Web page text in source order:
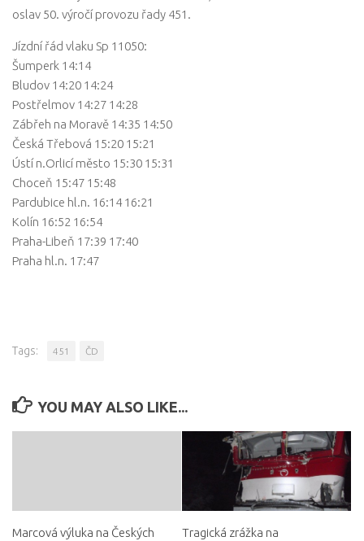
oslav 50. výročí provozu řady 451.
Jízdní řád vlaku Sp 11050:
Šumperk 14:14
Bludov 14:20 14:24
Postřelmov 14:27 14:28
Zábřeh na Moravě 14:35 14:50
Česká Třebová 15:20 15:21
Ústí n.Orlicí město 15:30 15:31
Choceň 15:47 15:48
Pardubice hl.n. 16:14 16:21
Kolín 16:52 16:54
Praha-Libeň 17:39 17:40
Praha hl.n. 17:47
Tags: 451 ČD
YOU MAY ALSO LIKE...
Marcová výluka na Českých
Tragická zrážka na